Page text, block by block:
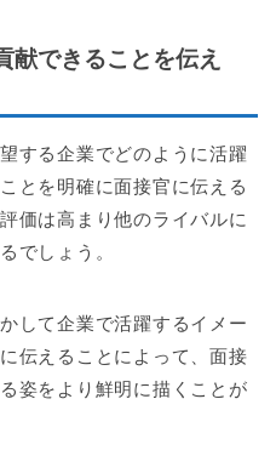
献できることを伝え
する企業でどのように活躍
とを明確に面接官に伝える
価は高まり他のライバルに
でしょう。
して企業で活躍するイメー
伝えることによって、面接
姿をより鮮明に描くことが